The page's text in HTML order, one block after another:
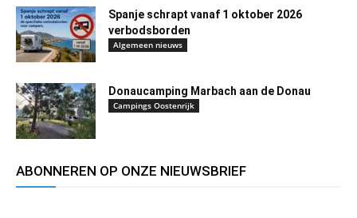
Spanje schrapt vanaf 1 oktober 2026
verbodsborden
Algemeen nieuws
Donaucamping Marbach aan de Donau
Campings Oostenrijk
ABONNEREN OP ONZE NIEUWSBRIEF